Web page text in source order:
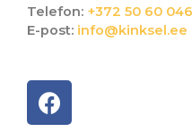
Telefon: +372 50 60 046
E-post: info@kinksel.ee